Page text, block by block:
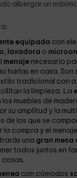
albergar un
equipada con
, lavadora o
menaje necesario
harías en casa. Son
tradicional con
la limpieza. La
muebles de
su amplitud y la
de los que se
compra y el
una gran mesa
todos juntos en
cosas.
con cómodos